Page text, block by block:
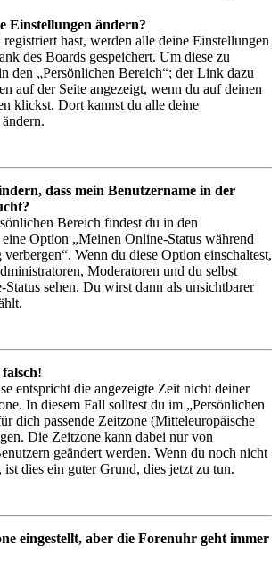
Einstellungen ändern?
hast, werden alle deine Einstellungen
des Boards gespeichert. Um diese zu
den „Persönlichen Bereich“; der Link dazu
auf der Seite angezeigt, wenn du auf deinen
klickst. Dort kannst du alle deine
dass mein Benutzername in der
Bereich findest du in den
Option „Meinen Online-Status während
verbergen“. Wenn du diese Option einschaltest,
Moderatoren und du selbst
Status sehen. Du wirst dann als unsichtbarer
entspricht die angezeigte Zeit nicht deiner
In diesem Fall solltest du im „Persönlichen
dich passende Zeitzone (Mitteleuropäische
Die Zeitzone kann dabei nur von
geändert werden. Wenn du noch nicht
ist dies ein guter Grund, dies jetzt zu tun.
eingestellt, aber die Forenuhr geht immer